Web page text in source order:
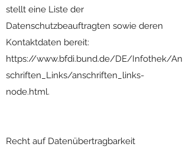
stellt eine Liste der
Datenschutzbeauftragten sowie deren
Kontaktdaten bereit:
https://www.bfdi.bund.de/DE/Infothek/An
schriften_Links/anschriften_links-
node.html.
Recht auf Datenübertragbarkeit